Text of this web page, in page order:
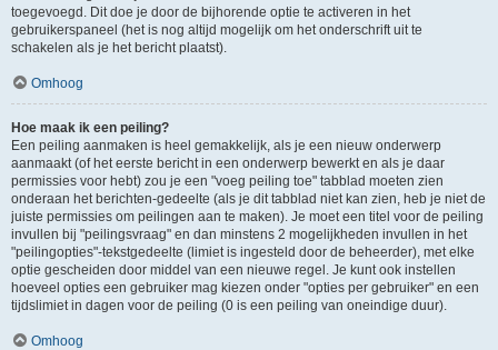
toegevoegd. Dit doe je door de bijhorende optie te activeren in het
gebruikerspaneel (het is nog altijd mogelijk om het onderschrift uit te
schakelen als je het bericht plaatst).
Omhoog
Hoe maak ik een peiling?
Een peiling aanmaken is heel gemakkelijk, als je een nieuw onderwerp
aanmaakt (of het eerste bericht in een onderwerp bewerkt en als je daar
permissies voor hebt) zou je een "voeg peiling toe" tabblad moeten zien
onderaan het berichten-gedeelte (als je dit tabblad niet kan zien, heb je niet de
juiste permissies om peilingen aan te maken). Je moet een titel voor de peiling
invullen bij "peilingsvraag" en dan minstens 2 mogelijkheden invullen in het
"peilingopties"-tekstgedeelte (limiet is ingesteld door de beheerder), met elke
optie gescheiden door middel van een nieuwe regel. Je kunt ook instellen
hoeveel opties een gebruiker mag kiezen onder "opties per gebruiker" en een
tijdslimiet in dagen voor de peiling (0 is een peiling van oneindige duur).
Omhoog